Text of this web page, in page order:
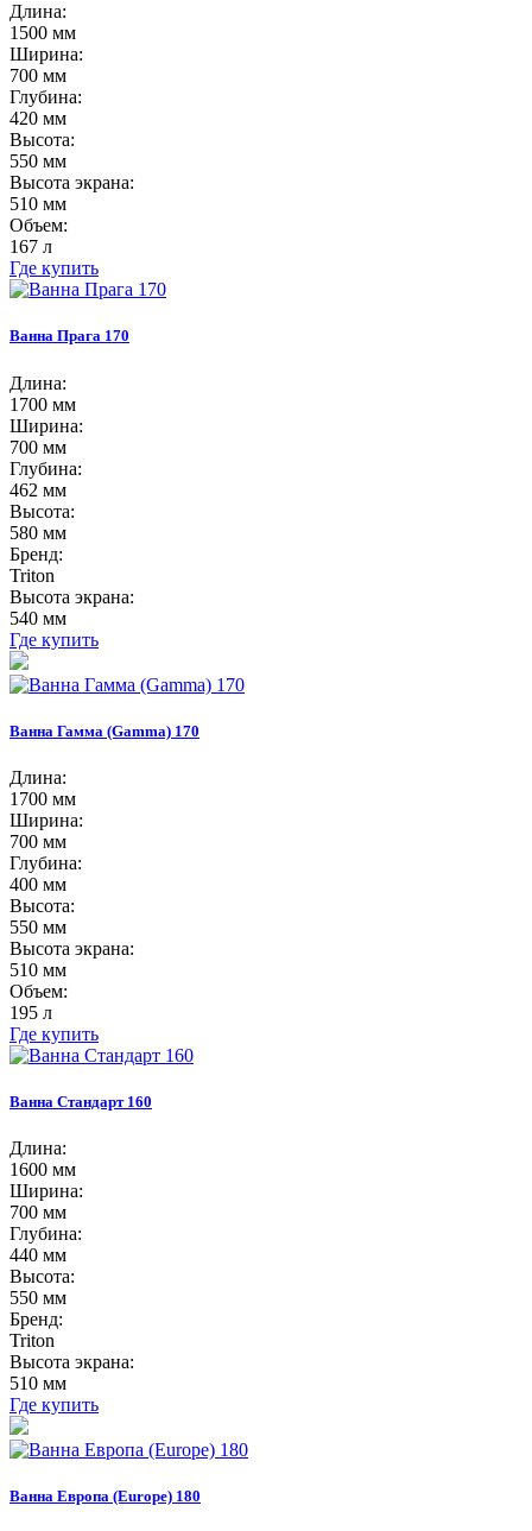
Длина:
1500 мм
Ширина:
700 мм
Глубина:
420 мм
Высота:
550 мм
Высота экрана:
510 мм
Объем:
167 л
Где купить
Ванна Прага 170
Длина:
1700 мм
Ширина:
700 мм
Глубина:
462 мм
Высота:
580 мм
Бренд:
Triton
Высота экрана:
540 мм
Где купить
Ванна Гамма (Gamma) 170
Длина:
1700 мм
Ширина:
700 мм
Глубина:
400 мм
Высота:
550 мм
Высота экрана:
510 мм
Объем:
195 л
Где купить
Ванна Стандарт 160
Длина:
1600 мм
Ширина:
700 мм
Глубина:
440 мм
Высота:
550 мм
Бренд:
Triton
Высота экрана:
510 мм
Где купить
Ванна Европа (Europe) 180